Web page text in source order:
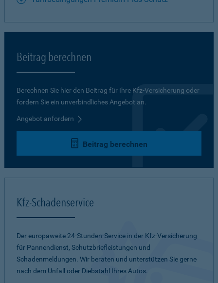
Beitrag berechnen
Berechnen Sie hier den Beitrag für Ihre Kfz-Versicherung oder
fordern Sie ein unverbindliches Angebot an.
Angebot anfordern
Beitrag berechnen
Kfz-Schadenservice
Der europaweite 24-Stunden-Service in der Kfz-Versicherung
für Pannendienst, Schutzbriefleistungen und
Schadenmeldungen. Wir beraten und unterstützen Sie gerne
nach dem Unfall oder Diebstahl Ihres Autos.